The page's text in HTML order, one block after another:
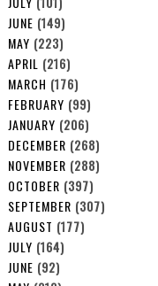
JUNE (149)
MAY (223)
APRIL (216)
MARCH (176)
FEBRUARY (99)
JANUARY (206)
DECEMBER (268)
NOVEMBER (288)
OCTOBER (397)
SEPTEMBER (307)
AUGUST (177)
JULY (164)
JUNE (92)